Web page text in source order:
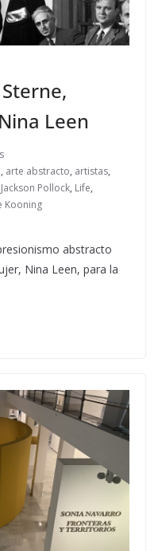
Leen
, arte abstracto, artistas,
Jackson Pollock, Life,
Kooning
abstracto
Nina Leen, para la